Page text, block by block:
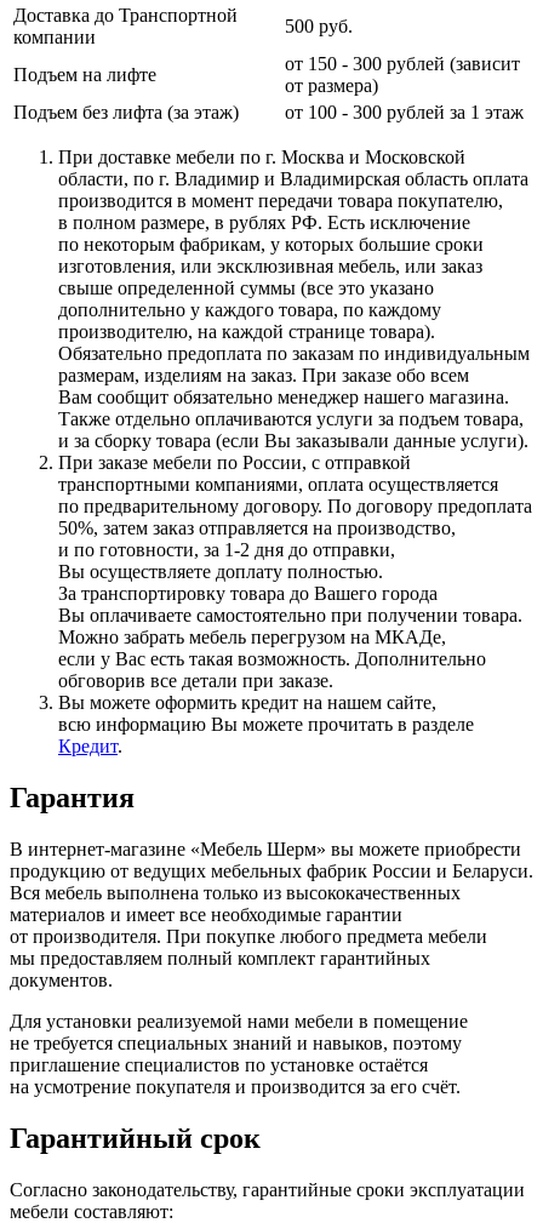
Доставка до Транспортной
компании
500 руб.
Подъем на лифте
от 150 - 300 рублей (зависит
от размера)
Подъем без лифта (за этаж)
от 100 - 300 рублей за 1 этаж
При доставке мебели по г. Москва и Московской
области, по г. Владимир и Владимирская область оплата
производится в момент передачи товара покупателю,
в полном размере, в рублях РФ. Есть исключение
по некоторым фабрикам, у которых большие сроки
изготовления, или эксклюзивная мебель, или заказ
свыше определенной суммы (все это указано
дополнительно у каждого товара, по каждому
производителю, на каждой странице товара).
Обязательно предоплата по заказам по индивидуальным
размерам, изделиям на заказ. При заказе обо всем
Вам сообщит обязательно менеджер нашего магазина.
Также отдельно оплачиваются услуги за подъем товара,
и за сборку товара (если Вы заказывали данные услуги).
При заказе мебели по России, с отправкой
транспортными компаниями, оплата осуществляется
по предварительному договору. По договору предоплата
50%, затем заказ отправляется на производство,
и по готовности, за 1-2 дня до отправки,
Вы осуществляете доплату полностью.
За транспортировку товара до Вашего города
Вы оплачиваете самостоятельно при получении товара.
Можно забрать мебель перегрузом на МКАДе,
если у Вас есть такая возможность. Дополнительно
обговорив все детали при заказе.
Вы можете оформить кредит на нашем сайте,
всю информацию Вы можете прочитать в разделе
Кредит.
Гарантия
В интернет-магазине «Мебель Шерм» вы можете приобрести
продукцию от ведущих мебельных фабрик России и Беларуси.
Вся мебель выполнена только из высококачественных
материалов и имеет все необходимые гарантии
от производителя. При покупке любого предмета мебели
мы предоставляем полный комплект гарантийных
документов.
Для установки реализуемой нами мебели в помещение
не требуется специальных знаний и навыков, поэтому
приглашение специалистов по установке остаётся
на усмотрение покупателя и производится за его счёт.
Гарантийный срок
Согласно законодательству, гарантийные сроки эксплуатации
мебели составляют: